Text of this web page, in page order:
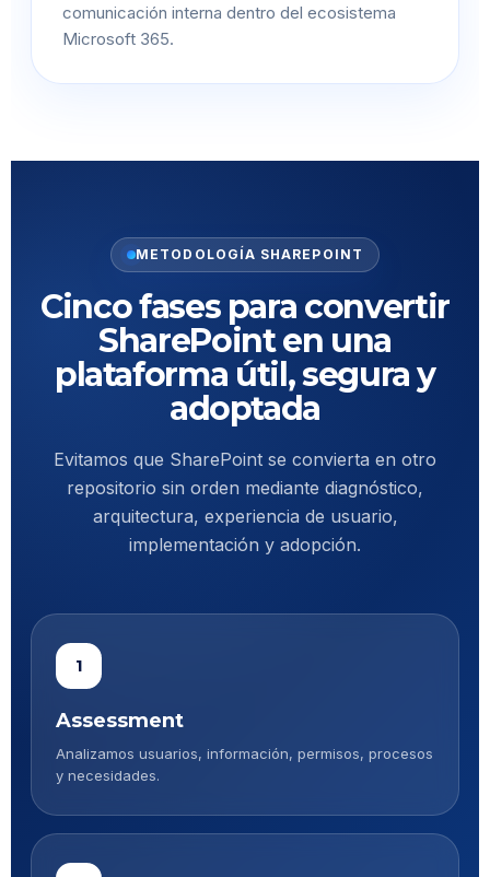
comunicación interna dentro del ecosistema
Microsoft 365.
METODOLOGÍA SHAREPOINT
Cinco fases para convertir
SharePoint en una
plataforma útil, segura y
adoptada
Evitamos que SharePoint se convierta en otro
repositorio sin orden mediante diagnóstico,
arquitectura, experiencia de usuario,
implementación y adopción.
1
Assessment
Analizamos usuarios, información, permisos, procesos
y necesidades.